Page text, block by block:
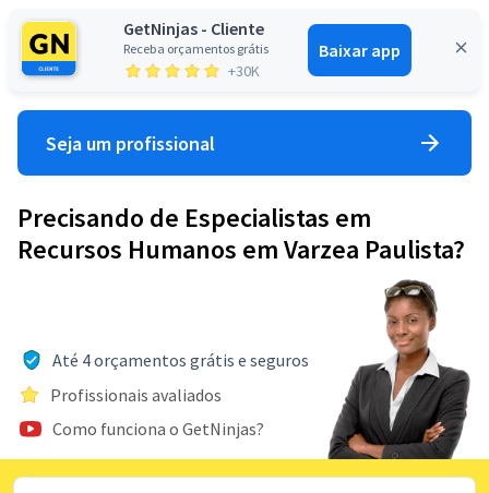
GetNinjas - Cliente
Receba orçamentos grátis
+30K
Baixar app
Entrar
Seja um profissional
Precisando de Especialistas em
Recursos Humanos em Varzea Paulista?
Até 4 orçamentos grátis e seguros
Profissionais avaliados
Como funciona o GetNinjas?